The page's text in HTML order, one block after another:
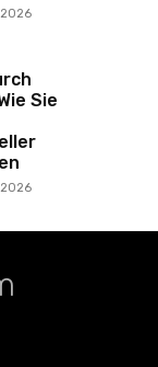
2026
Sie
2026